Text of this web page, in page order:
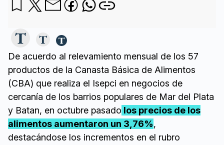
De acuerdo al relevamiento mensual de los 57
productos de la Canasta Básica de Alimentos
(CBA) que realiza el Isepci en negocios de
cercanía de los barrios populares de Mar del Plata
y Batan, en octubre pasado los precios de los
alimentos aumentaron un 3,76%,
destacándose los incrementos en el rubro